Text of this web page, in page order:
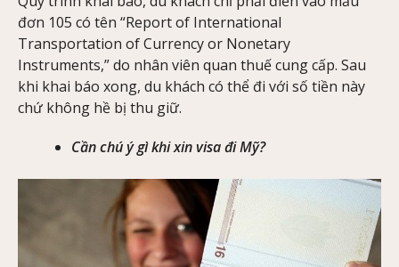
đơn 105 có tên “Report of International
Transportation of Currency or Nonetary
Instruments,” do nhân viên quan thuế cung cấp. Sau
khi khai báo xong, du khách có thể đi với số tiền này
chứ không hề bị thu giữ.
Cần chú ý gì khi xin visa đi Mỹ?